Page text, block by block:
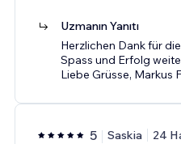
Uzmanın Yanıtı
Herzlichen Dank für
Spass und Erfolg
Liebe Grüsse, Markus
5 Saskia 24